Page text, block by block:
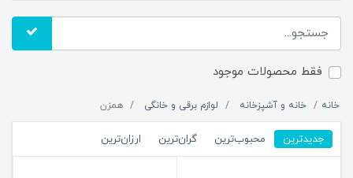
فقط محصولات موجود
خانه خانه و آشپزخانه لوازم برقی و خانگی همزن
جدیدترین محبوب‌ترین گران‌ترین ارزان‌ترین